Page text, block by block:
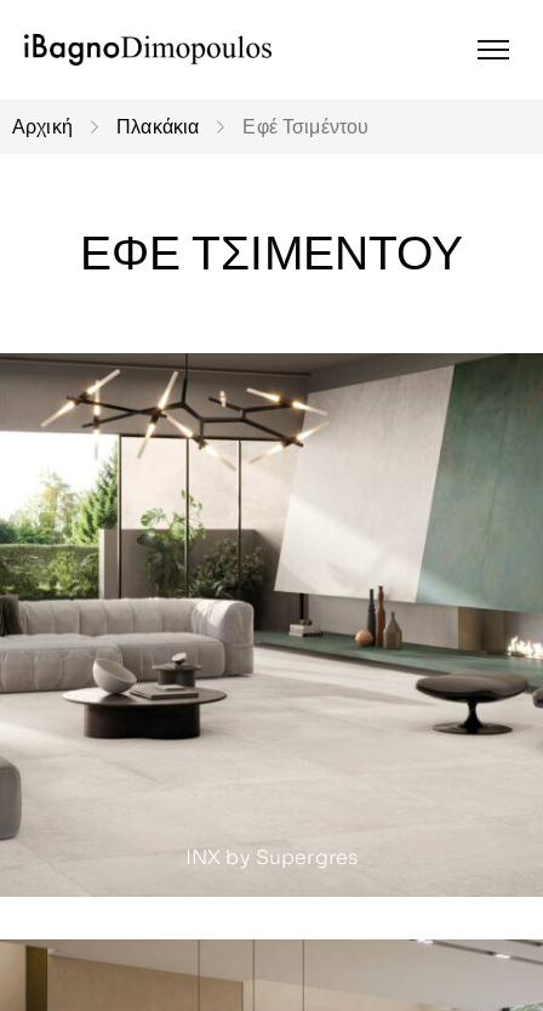
Αρχική Πλακάκια Εφέ Τσιμέντου
ΕΦΕ ΤΣΙΜΕΝΤΟΥ
INX by Supergres